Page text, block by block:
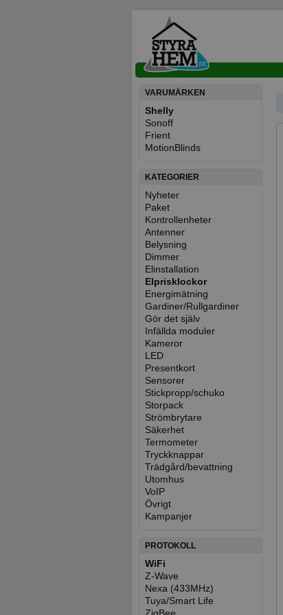
VARUMÄRKEN
Shelly
Sonoff
Frient
MotionBlinds
KATEGORIER
Nyheter
Paket
Kontrollenheter
Antenner
Belysning
Dimmer
Elinstallation
Elprisklockor
Energimätning
Gardiner/Rullgardiner
Gör det själv
Infällda moduler
Kameror
LED
Presentkort
Sensorer
Stickpropp/schuko
Storpack
Strömbrytare
Säkerhet
Termometer
Tryckknappar
Trädgård/bevattning
Utomhus
VoIP
Övrigt
Kampanjer
PROTOKOLL
WiFi
Z-Wave
Nexa (433MHz)
Tuya/Smart Life